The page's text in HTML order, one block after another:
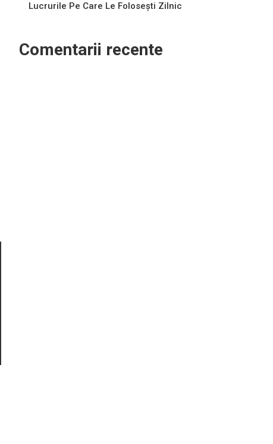
Lucrurile Pe Care Le Folosești Zilnic
Comentarii recente